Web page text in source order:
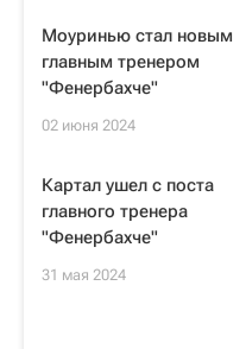
Моуринью стал новым
главным тренером
"Фенербахче"
02 июня 2024
Картал ушел с поста
главного тренера
"Фенербахче"
31 мая 2024